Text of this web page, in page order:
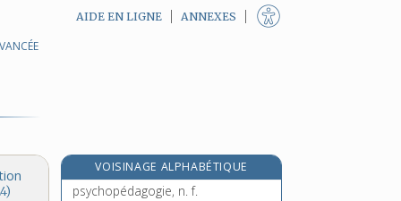
AIDE EN LIGNE ANNEXES
VOISINAGE ALPHABÉTIQUE
psychopathologie, n. f.
psychopédagogie, n. f.